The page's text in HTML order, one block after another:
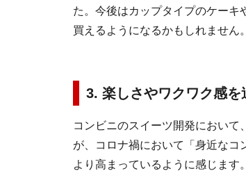
た。今後はカップタイプのケー
買えるようになるかもしれません
3. 楽しさやワクワク感を
コンビニのスイーツ開発におい
が、コロナ禍において「身近なコ
より高まっているように感じます。